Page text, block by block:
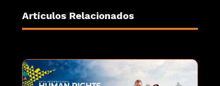
Artículos Relacionados